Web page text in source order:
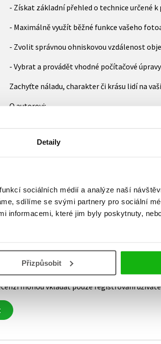
Detaily
sociálních médií a analýze naší
sdílíme se svými partnery pro sociální
informacemi, které jim byly poskytnuty,
Přizpůsobit
- Získat základní přehled o technice určené
- Maximálně využít běžné funkce vašeho
- Zvolit správnou ohniskovou vzdálenost
- Vybrat a provádět vhodné počítačové
Zachyťte náladu, charakter či krásu lidí na
O autorovi:
je profesionální fotograf, zkušený zejména
mohou vkládat pouze registrovaní